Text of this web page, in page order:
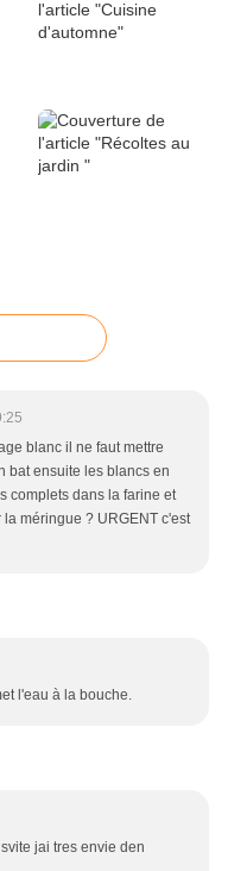
blanc il ne faut mettre
bat ensuite les blancs en
complets dans la farine et
méringue ? URGENT c'est
l'eau à la bouche.
jai tres envie den